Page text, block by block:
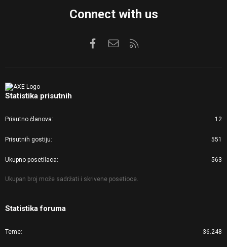
Connect with us
FacebookKontaktirajte nas
Statistika prisutnih
Prisutno članova 12
Prisutnih gostiju 551
Ukupno posetilaca 563
Ukupan broj može sadržati i skrivene posetioce.
Statistika foruma
Teme 36.248